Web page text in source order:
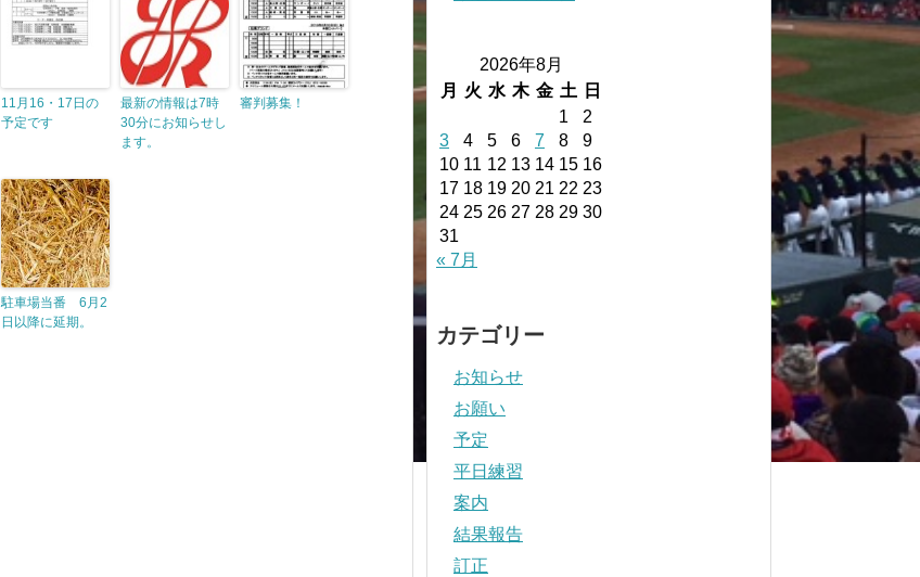
11月16・17日の
予定です
最新の情報は7時
30分にお知らせし
ます。
審判募集！
駐車場当番 6月2
日以降に延期。
2026年8月
月
火 水 木 金 土
日
1
2
3
4 5 6 7 8
9
10 11 12 13 14 15 16
17 18 19 20 21 22 23
24 25 26 27 28 29 30
31
« 7月
カテゴリー
お知らせ
お願い
予定
平日練習
案内
結果報告
訂正